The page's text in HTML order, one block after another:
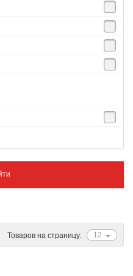
12
Товаров на страницу: